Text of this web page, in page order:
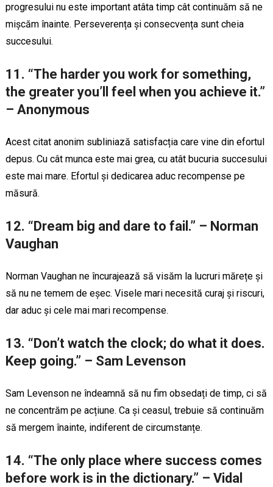
progresului nu este important atâta timp cât continuăm să ne
mișcăm înainte. Perseverența și consecvența sunt cheia
succesului.
11. “The harder you work for something,
the greater you’ll feel when you achieve it.”
– Anonymous
Acest citat anonim subliniază satisfacția care vine din efortul
depus. Cu cât munca este mai grea, cu atât bucuria succesului
este mai mare. Efortul și dedicarea aduc recompense pe
măsură.
12. “Dream big and dare to fail.” – Norman
Vaughan
Norman Vaughan ne încurajează să visăm la lucruri mărețe și
să nu ne temem de eșec. Visele mari necesită curaj și riscuri,
dar aduc și cele mai mari recompense.
13. “Don’t watch the clock; do what it does.
Keep going.” – Sam Levenson
Sam Levenson ne îndeamnă să nu fim obsedați de timp, ci să
ne concentrăm pe acțiune. Ca și ceasul, trebuie să continuăm
să mergem înainte, indiferent de circumstanțe.
14. “The only place where success comes
before work is in the dictionary.” – Vidal